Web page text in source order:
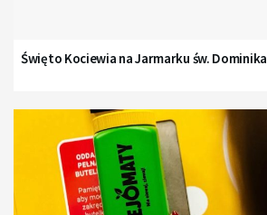
Święto Kociewia na Jarmarku św. Dominika